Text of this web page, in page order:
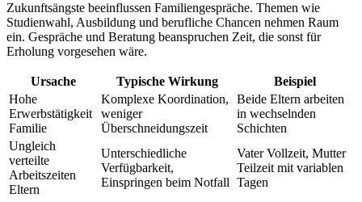
Zukunftsängste beeinflussen Familiengespräche. Themen wie
Studienwahl, Ausbildung und berufliche Chancen nehmen Raum
ein. Gespräche und Beratung beanspruchen Zeit, die sonst für
Erholung vorgesehen wäre.
Ursache Typische Wirkung
Beispiel
Hohe
Erwerbstätigkeit
Familie
Komplexe Koordination,
weniger
Überschneidungszeit
Beide Eltern arbeiten
in wechselnden
Schichten
Ungleich
verteilte
Arbeitszeiten
Eltern
Unterschiedliche
Verfügbarkeit,
Einspringen beim Notfall
Vater Vollzeit, Mutter
Teilzeit mit variablen
Tagen